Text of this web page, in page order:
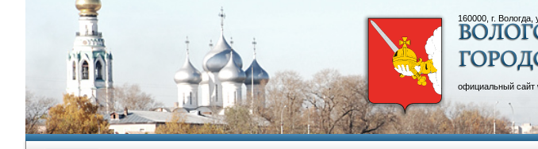
160000, г. Вологда,
официальный сайт